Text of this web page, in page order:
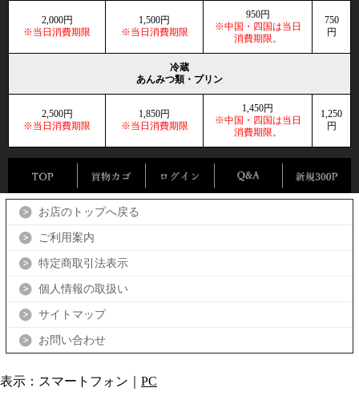
2,000円
※当日消費期限
1,500円
※当日消費期限
950円
※中国・四国は当日
消費期限。
750
円
冷蔵
あんみつ類・プリン
2,500円
※当日消費期限
1,850円
※当日消費期限
1,450円
※中国・四国は当日
消費期限。
1,250
円
お店のトップへ戻る
ご利用案内
特定商取引法表示
個人情報の取扱い
サイトマップ
お問い合わせ
表示：スマートフォン｜ PC